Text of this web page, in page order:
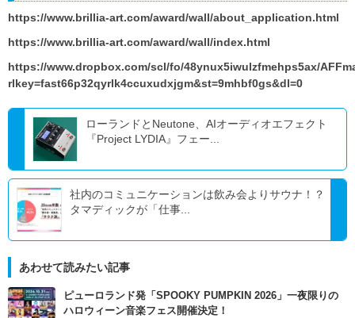
https://www.brillia-art.com/award/wall/about_application.html
https://www.brillia-art.com/award/wall/index.html
https://www.dropbox.com/scl/fo/48ynux5iwulzfmehps5ax/
rlkey=fast66p32qyrlk4ccuxudxjgm&st=9mhbf0gs&dl=0
ローランドとNeutone、AIオーディオエフェクト
『Project LYDIA』フェー...
社内のコミュニケーションは飲み会よりサウナ！？
タマディックが「仕事...
あわせて読みたい記事
ピューロランド発「SPOOKY PUMPKIN 2026」一夜限りの
ハロウィーン音楽フェス開催決定！